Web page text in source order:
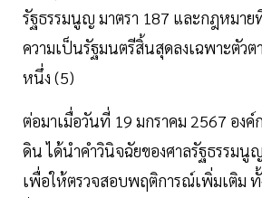
รัฐธรรมนูญ มาตรา 187 และกฎหมาย
ความเป็นรัฐมนตรีสิ้นสุดลงเฉพาะตัวต
หนึ่ง (5)
ต่อมาเมื่อวันที่ 19 มกราคม 2567 องค์
ดิน ได้นำคำวินิจฉัยของศาลรัฐธรรม
เพื่อให้ตรวจสอบพฤติการณ์เพิ่มเติม ทั้